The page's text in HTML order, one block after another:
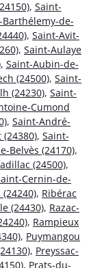
, Saint-
Barthélemy-de-
, Saint-Avit-
, Saint-Aulaye
, Saint-Aubin-de-
(24500), Saint-
(24230), Saint-
Cumond
, Saint-André-
, Saint-
Belvès (24170),
(24500),
Cernin-de-
, Ribérac
(24430), Razac-
, Rampieux
, Puymangou
, Preyssac-
, Prats-du-